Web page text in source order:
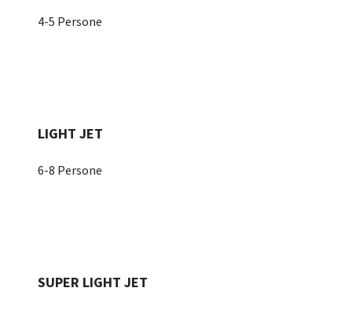
4-5 Persone
LIGHT JET
6-8 Persone
SUPER LIGHT JET